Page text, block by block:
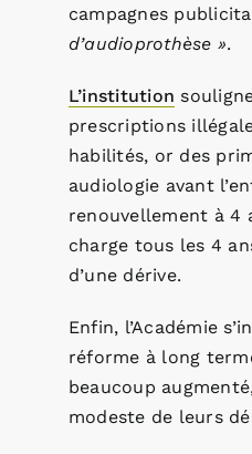
campagnes
d’audioprothèse ».
L’institution
prescriptions
habilités, or des
audiologie avant
renouvellement à 4
charge tous les 4
d’une dérive.
Enfin, l’Académie
réforme à long
beaucoup
modeste de leurs